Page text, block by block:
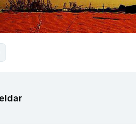
eldar